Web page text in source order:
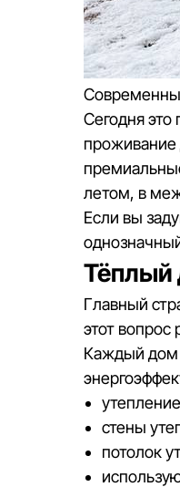
Сегодня это
проживание
летом, в
Если вы
Тёплый
Главный
этот
Каждый дом
стены
потолок